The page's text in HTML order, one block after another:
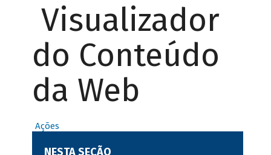
Visualizador
do Conteúdo
da Web
Ações
NESTA SEÇÃO